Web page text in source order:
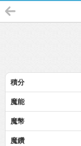
積分
魔能
魔幣
魔鑽